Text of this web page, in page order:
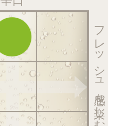
フレッシュ感を楽しむ泡